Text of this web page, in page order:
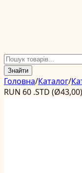
Знайти
Головна/Каталог/
RUN 60 .STD